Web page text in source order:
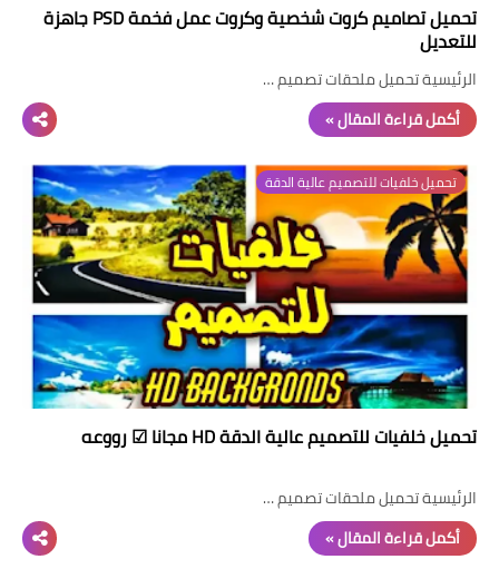
تحميل تصاميم كروت شخصية وكروت عمل فخمة PSD جاهزة
للتعديل
الرئيسية تحميل ملحقات تصميم …
أكمل قراءة المقال »
تحميل خلفيات للتصميم عالية الدقة
تحميل خلفيات للتصميم عالية الدقة HD مجانا ☑ رووعه
الرئيسية تحميل ملحقات تصميم …
أكمل قراءة المقال »